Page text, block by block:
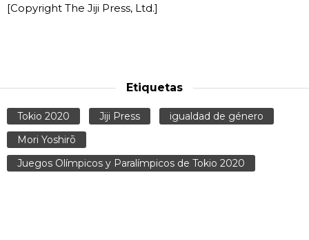
[Copyright The Jiji Press, Ltd.]
Etiquetas
Tokio 2020 Jiji Press
igualdad de género
Mori Yoshirō
Juegos Olímpicos y Paralímpicos de Tokio 2020